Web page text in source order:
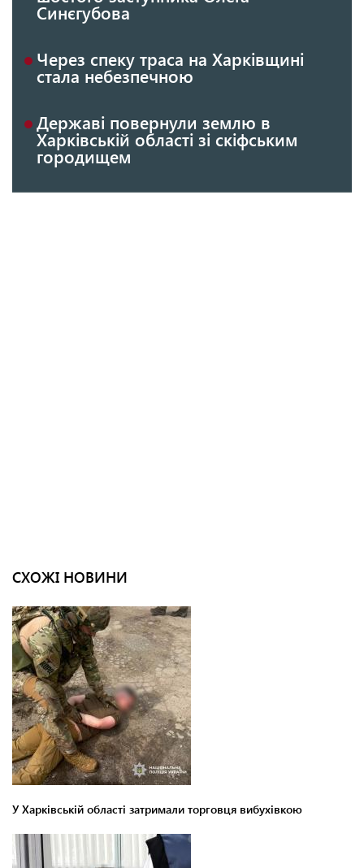
Синєгубова
Через спеку траса на Харківщині
стала небезпечною
Державі повернули землю в
Харківській області зі скіфським
городищем
СХОЖІ НОВИНИ
У Харківській області затримали торговця вибухівкою